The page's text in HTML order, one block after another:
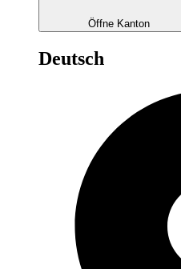
Öffne Kanton
Deutsch